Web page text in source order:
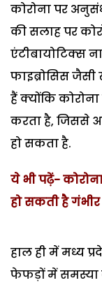
कोरोना पर
की सलाह पर
एंटीबायोटिक्स
फाइब्रोसिस
हैं क्योंकि
करता है, जिससे
हो सकता है.
ये भी पढ़ें-
हो सकती है गंभीर
हाल ही में मध्य
फेफड़ों में समस्या